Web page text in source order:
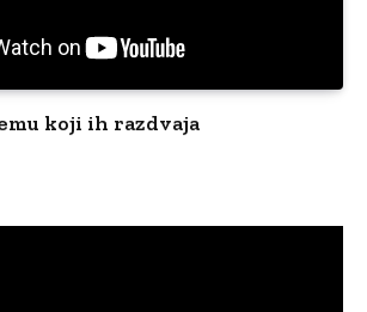
koji ih razdvaja